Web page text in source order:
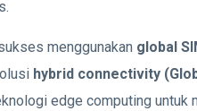
menggunakan global
hybrid connectivity
edge computing